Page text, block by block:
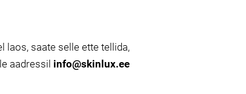
laos, saate selle ette tellida,
aadressil info@skinlux.ee